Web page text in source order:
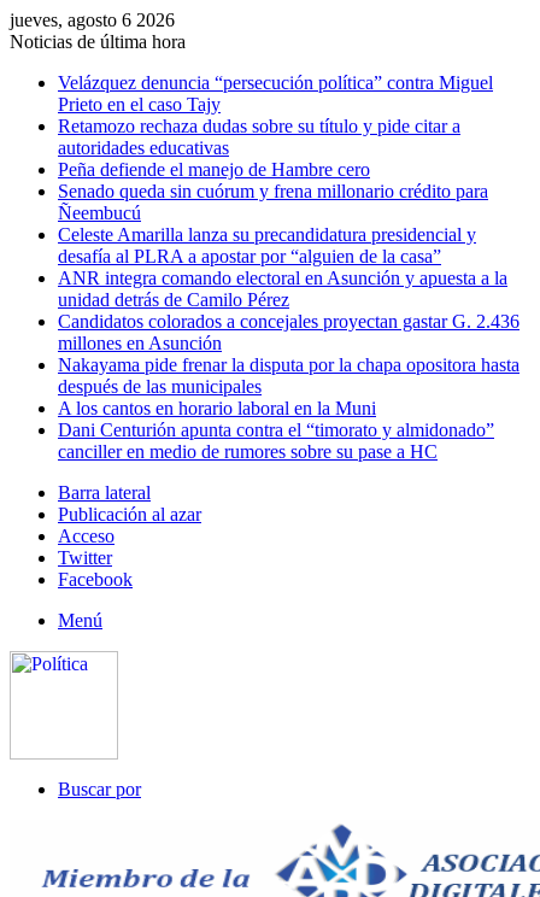
jueves, agosto 6 2026
Noticias de última hora
Velázquez denuncia “persecución política” contra Miguel
Prieto en el caso Tajy
Retamozo rechaza dudas sobre su título y pide citar a
autoridades educativas
Peña defiende el manejo de Hambre cero
Senado queda sin cuórum y frena millonario crédito para
Ñeembucú
Celeste Amarilla lanza su precandidatura presidencial y
desafía al PLRA a apostar por “alguien de la casa”
ANR integra comando electoral en Asunción y apuesta a la
unidad detrás de Camilo Pérez
Candidatos colorados a concejales proyectan gastar G. 2.436
millones en Asunción
Nakayama pide frenar la disputa por la chapa opositora hasta
después de las municipales
A los cantos en horario laboral en la Muni
Dani Centurión apunta contra el “timorato y almidonado”
canciller en medio de rumores sobre su pase a HC
Barra lateral
Publicación al azar
Acceso
Twitter
Facebook
Menú
Buscar por